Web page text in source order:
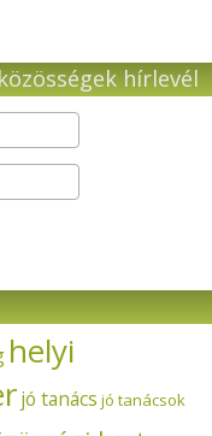
hírlevél
helyi
jó tanács jó tanácsok